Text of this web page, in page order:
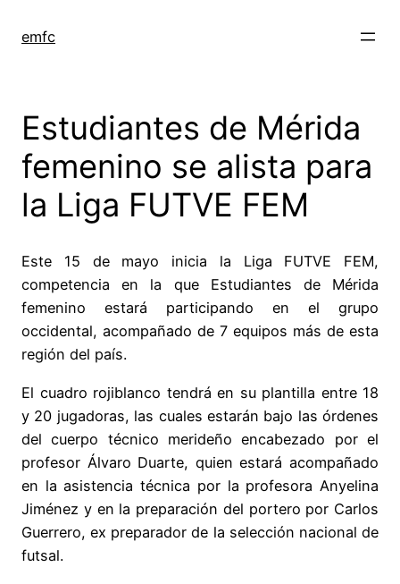
emfc
Estudiantes de Mérida
femenino se alista para
la Liga FUTVE FEM
Este 15 de mayo inicia la Liga FUTVE FEM,
competencia en la que Estudiantes de Mérida
femenino estará participando en el grupo
occidental, acompañado de 7 equipos más de esta
región del país.
El cuadro rojiblanco tendrá en su plantilla entre 18
y 20 jugadoras, las cuales estarán bajo las órdenes
del cuerpo técnico merideño encabezado por el
profesor Álvaro Duarte, quien estará acompañado
en la asistencia técnica por la profesora Anyelina
Jiménez y en la preparación del portero por Carlos
Guerrero, ex preparador de la selección nacional de
futsal.